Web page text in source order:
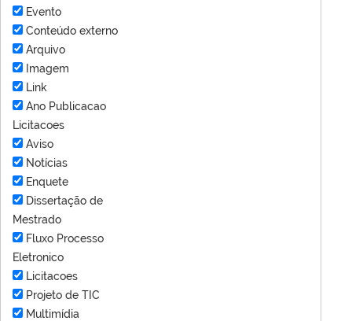
Evento
Conteúdo externo
Arquivo
Imagem
Link
Ano Publicacao
Licitacoes
Aviso
Notícias
Enquete
Dissertação de
Mestrado
Fluxo Processo
Eletronico
Licitacoes
Projeto de TIC
Multimídia